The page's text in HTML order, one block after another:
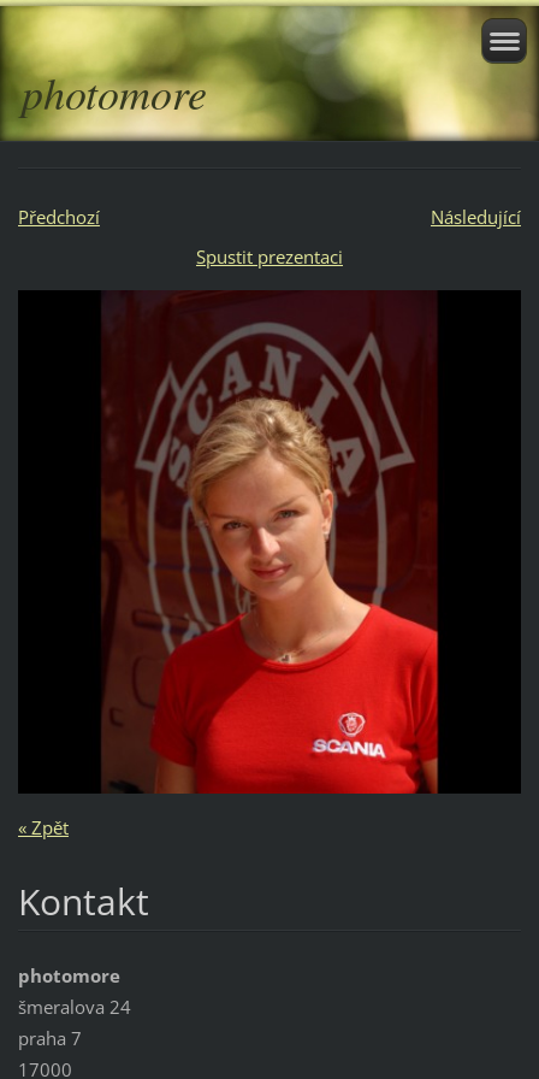
photomore
Předchozí
Následující
Spustit prezentaci
« Zpět
Kontakt
photomore
šmeralova 24
praha 7
17000